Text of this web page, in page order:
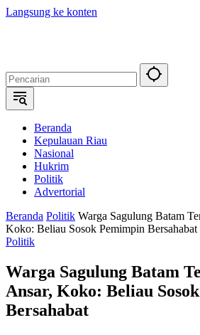
Langsung ke konten
Beranda
Kepulauan Riau
Nasional
Hukrim
Politik
Advertorial
Beranda Politik Warga Sagulung Batam
Koko: Beliau Sosok Pemimpin Bersahabat
Politik
Warga Sagulung Batam
Ansar, Koko: Beliau
Bersahabat